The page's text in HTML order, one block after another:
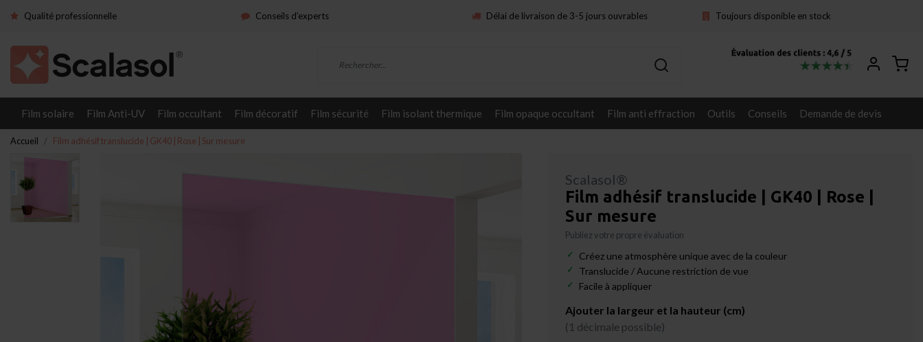
Qualité professionnelle Conseils d’experts Délai de livraison de 3-5 jours ouvrables Toujours disponible en stock
Film solaire Film Anti-UV Film occultant Film décoratif Film sécurité Film isolant thermique Film opaque occultant Film anti effraction Outils Conseils Demande de devis
Accueil Film adhésif translucide | GK40 | Rose | Sur mesure
Scalasol®
Film adhésif translucide | GK40 | Rose |
Sur mesure
Publiez votre propre évaluation
Créez une atmosphère unique avec de la couleur
Translucide / Aucune restriction de vue
Facile à appliquer
Ajouter la largeur et la hauteur (cm)
(1 décimale possible)